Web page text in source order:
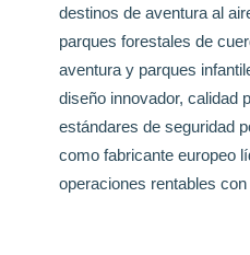
destinos de aventura al
parques forestales de
aventura y parques
diseño innovador, calidad
estándares de seguridad
como fabricante europeo
operaciones rentables